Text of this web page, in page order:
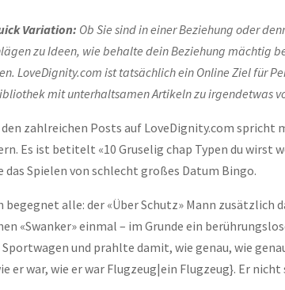
Variation: Ob Sie sind in einer Beziehung oder
zu Ideen, wie behalte dein Beziehung mächtig
LoveDignity.com ist tatsächlich ein Online Ziel für
mit unterhaltsamen Artikeln zu irgendetwas
zahlreichen Posts auf LoveDignity.com
Es ist betitelt «10 Gruselig chap Typen du wirst
das Spielen von schlecht großes Datum Bingo.
begegnet alle: der «Über Schutz» Mann zusätzlich
«Swanker» einmal – im Grunde ein
und prahlte damit, wie genau, wie
er war, wie er war Flugzeug|ein Flugzeug}. Er